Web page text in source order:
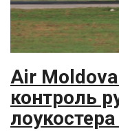
Air
контроль